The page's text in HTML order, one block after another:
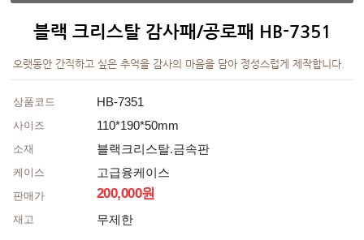
블랙 크리스탈 감사패/공로패 HB-7351
오랫동안 간직하고 싶은 추억을 감사의 마음을 담아 정성스럽게 제작합니다.
상품코드 HB-7351
사이즈 110*190*50mm
소재 블랙크리스탈.금속판
케이스 고급융케이스
판매가 200,000원
재고 무제한